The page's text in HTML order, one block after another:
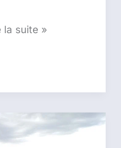
la suite »